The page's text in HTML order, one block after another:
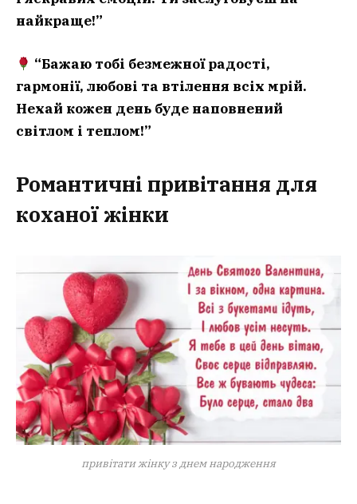
найкраще!”
“Бажаю тобі безмежної радості,
гармонії, любові та втілення всіх мрій.
Нехай кожен день буде наповнений
світлом і теплом!”
Романтичні привітання для
коханої жінки
привітати жінку з днем народження